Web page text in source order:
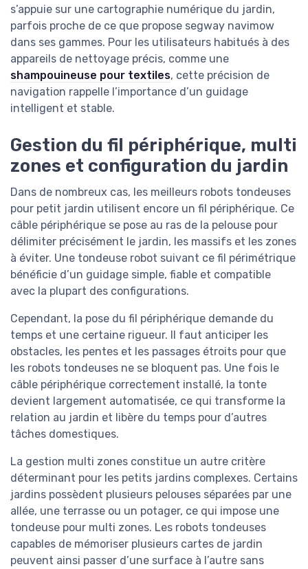
s’appuie sur une cartographie numérique du jardin,
parfois proche de ce que propose segway navimow
dans ses gammes. Pour les utilisateurs habitués à des
appareils de nettoyage précis, comme une
shampouineuse pour textiles, cette précision de
navigation rappelle l’importance d’un guidage
intelligent et stable.
Gestion du fil périphérique, multi
zones et configuration du jardin
Dans de nombreux cas, les meilleurs robots tondeuses
pour petit jardin utilisent encore un fil périphérique. Ce
câble périphérique se pose au ras de la pelouse pour
délimiter précisément le jardin, les massifs et les zones
à éviter. Une tondeuse robot suivant ce fil périmétrique
bénéficie d’un guidage simple, fiable et compatible
avec la plupart des configurations.
Cependant, la pose du fil périphérique demande du
temps et une certaine rigueur. Il faut anticiper les
obstacles, les pentes et les passages étroits pour que
les robots tondeuses ne se bloquent pas. Une fois le
câble périphérique correctement installé, la tonte
devient largement automatisée, ce qui transforme la
relation au jardin et libère du temps pour d’autres
tâches domestiques.
La gestion multi zones constitue un autre critère
déterminant pour les petits jardins complexes. Certains
jardins possèdent plusieurs pelouses séparées par une
allée, une terrasse ou un potager, ce qui impose une
tondeuse pour multi zones. Les robots tondeuses
capables de mémoriser plusieurs cartes de jardin
peuvent ainsi passer d’une surface à l’autre sans